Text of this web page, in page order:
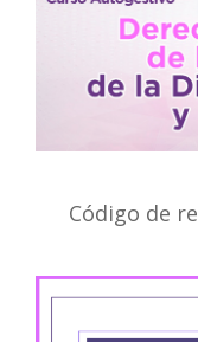
Código de